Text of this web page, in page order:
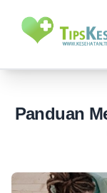
Panduan